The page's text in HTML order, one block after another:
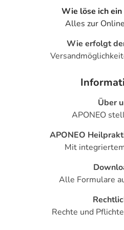
Wie löse ich ein
Alles zur
Wie erfolgt
Über
APONEO
APONEO
Mit
Alle Formulare
Rechte und